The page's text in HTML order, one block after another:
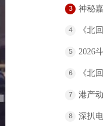
影节
3
神秘
篮球
4
《北
26日
5
2026
请收好
6
《北
解锁
7
港产
碑爆棚
8
深扒